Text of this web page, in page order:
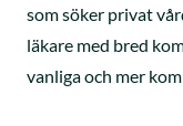
som söker privat
läkare med bred
vanliga och mer